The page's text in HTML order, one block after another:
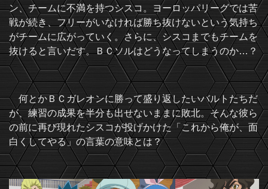
ン、チームに不満を持つシスコ。ヨーロッパリーグでは苦
戦が続き、フリーがいなければ勝ち抜けないという気持ち
がチームに広がっていく。さらに、シスコまでもチームを
抜けると言いだす。ＢＣソルはどうなってしまうのか…？
何とかＢＣガレオンに勝って盛り返したいバルトたちだ
が、練習の成果を半分も出せないままに敗北。そんな彼ら
の前に再び現れたシスコが投げかけた「これから俺が、面
白くしてやる」の言葉の意味とは？